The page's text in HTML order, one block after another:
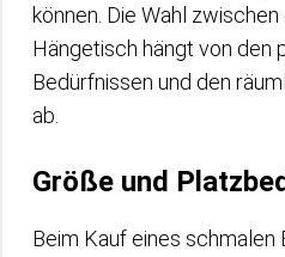
können. Die Wahl
Hängetisch hängt von den
Bedürfnissen und den
ab.
Größe und
Beim Kauf eines schmalen